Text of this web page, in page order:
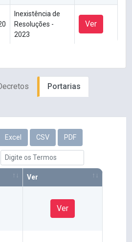
Inexistência de
Resoluções -
2023
Ver
Portarias
Excel CSV PDF
Ver
Ver